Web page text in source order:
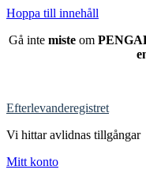
Hoppa till innehåll
Gå inte miste om
Efterlevanderegistret
Vi hittar avlidnas tillgångar
Mitt konto